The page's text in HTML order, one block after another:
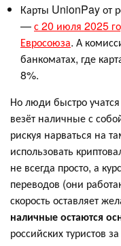
Карты UnionPay от
—с 20 июля 2025
Евросоюза. А
банкоматах, где
8%.
Но люди быстро
везёт наличные с
рискуя нарваться на
использовать
не всегда просто, а
переводов (они
скорость оставляет
наличные остаются
российских туристов